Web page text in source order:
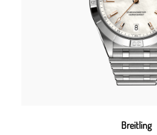
Breitling